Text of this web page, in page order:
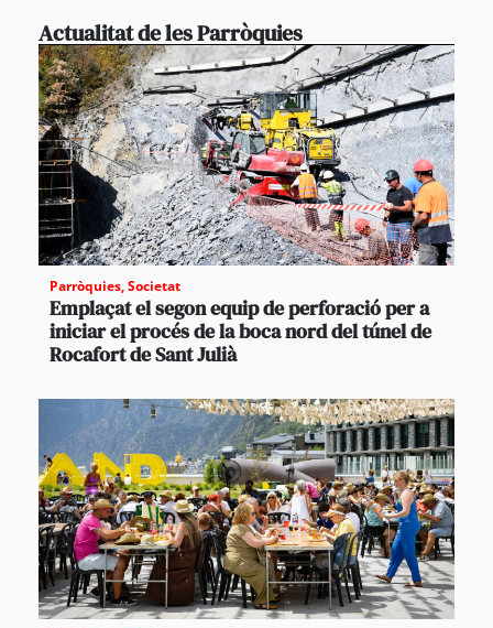
Actualitat de les Parròquies
Parròquies,Societat
Emplaçat el segon equip de perforació per a
iniciar el procés de la boca nord del túnel de
Rocafort de Sant Julià